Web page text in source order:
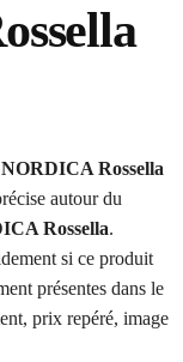
Rossella
autour du
Rossella.
si ce produit
présentes dans le
prix repéré, image